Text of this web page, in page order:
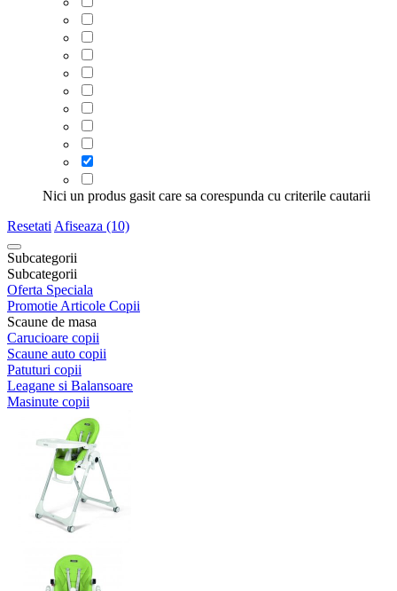
Nici un produs gasit care sa corespunda cu criterile cautarii
Resetati Afiseaza (10)
Subcategorii
Subcategorii
Oferta Speciala
Promotie Articole Copii
Scaune de masa
Carucioare copii
Scaune auto copii
Patuturi copii
Leagane si Balansoare
Masinute copii